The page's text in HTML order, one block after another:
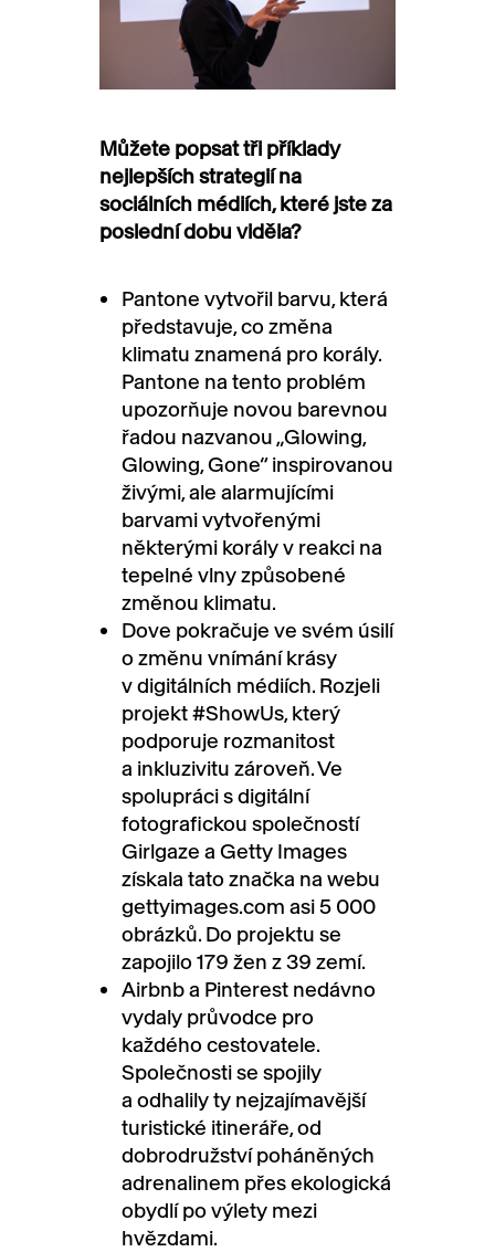
Můžete popsat tři příklady
nejlepších strategií na
sociálních médiích, které jste za
poslední dobu viděla?
Pantone vytvořil barvu, která
představuje, co změna
klimatu znamená pro korály.
Pantone na tento problém
upozorňuje novou barevnou
řadou nazvanou „Glowing,
Glowing, Gone“ inspirovanou
živými, ale alarmujícími
barvami vytvořenými
některými korály v reakci na
tepelné vlny způsobené
změnou klimatu.
Dove pokračuje ve svém úsilí
o změnu vnímání krásy
v digitálních médiích. Rozjeli
projekt #ShowUs, který
podporuje rozmanitost
a inkluzivitu zároveň. Ve
spolupráci s digitální
fotografickou společností
Girlgaze a Getty Images
získala tato značka na webu
gettyimages.com asi 5 000
obrázků. Do projektu se
zapojilo 179 žen z 39 zemí.
Airbnb a Pinterest nedávno
vydaly průvodce pro
každého cestovatele.
Společnosti se spojily
a odhalily ty nejzajímavější
turistické itineráře, od
dobrodružství poháněných
adrenalinem přes ekologická
obydlí po výlety mezi
hvězdami.